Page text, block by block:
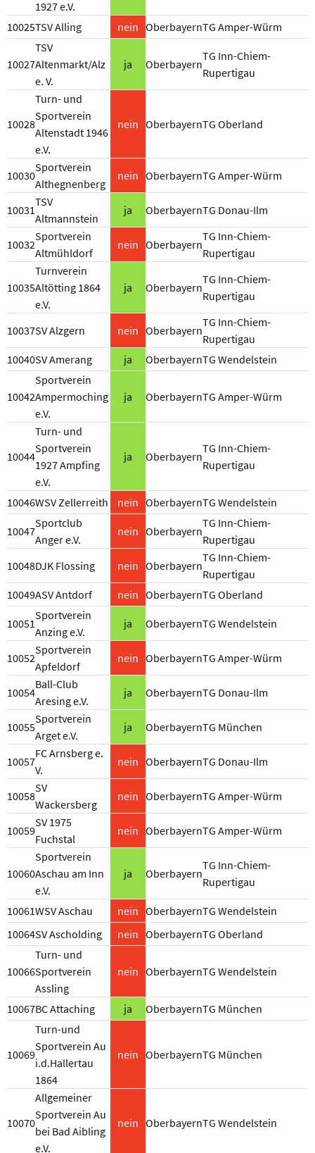
1927 e.V.
10025TSV Alling nein OberbayernTG Amper-Würm
10027
TSV
Altenmarkt/Alz
e. V.
ja Oberbayern
TG Inn-Chiem-
Rupertigau
10028
Turn- und
Sportverein
Altenstadt 1946
e.V.
nein OberbayernTG Oberland
10030
Sportverein
Althegnenberg
nein OberbayernTG Amper-Würm
10031
TSV
Altmannstein
ja OberbayernTG Donau-Ilm
10032
Sportverein
Altmühldorf
nein Oberbayern
TG Inn-Chiem-
Rupertigau
10035
Turnverein
Altötting 1864
e.V.
ja Oberbayern
TG Inn-Chiem-
Rupertigau
10037SV Alzgern nein Oberbayern
TG Inn-Chiem-
Rupertigau
10040SV Amerang ja OberbayernTG Wendelstein
10042
Sportverein
Ampermoching
e.V.
ja OberbayernTG Amper-Würm
10044
Turn- und
Sportverein
1927 Ampfing
e.V.
ja Oberbayern
TG Inn-Chiem-
Rupertigau
10046WSV Zellerreith nein OberbayernTG Wendelstein
10047
Sportclub
Anger e.V.
nein Oberbayern
TG Inn-Chiem-
Rupertigau
10048DJK Flossing nein Oberbayern
TG Inn-Chiem-
Rupertigau
10049ASV Antdorf nein OberbayernTG Oberland
10051
Sportverein
Anzing e.V.
ja OberbayernTG Wendelstein
10052
Sportverein
Apfeldorf
nein OberbayernTG Amper-Würm
10054
Ball-Club
Aresing e.V.
ja OberbayernTG Donau-Ilm
10055
Sportverein
Arget e.V.
ja OberbayernTG München
10057
FC Arnsberg e.
V.
nein OberbayernTG Donau-Ilm
10058
SV
Wackersberg
nein OberbayernTG Amper-Würm
10059
SV 1975
Fuchstal
nein OberbayernTG Amper-Würm
10060
Sportverein
Aschau am Inn
e.V.
ja Oberbayern
TG Inn-Chiem-
Rupertigau
10061WSV Aschau nein OberbayernTG Wendelstein
10064SV Ascholding nein OberbayernTG Oberland
10066
Turn- und
Sportverein
Assling
nein OberbayernTG Wendelstein
10067BC Attaching ja OberbayernTG München
10069
Turn-und
Sportverein Au
i.d.Hallertau
1864
nein OberbayernTG München
10070
Allgemeiner
Sportverein Au
bei Bad Aibling
e.V.
nein OberbayernTG Wendelstein